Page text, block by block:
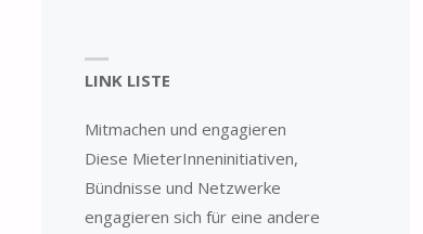
LINK LISTE
Mitmachen und engagieren
Diese MieterInneninitiativen,
Bündnisse und Netzwerke
engagieren sich für eine andere